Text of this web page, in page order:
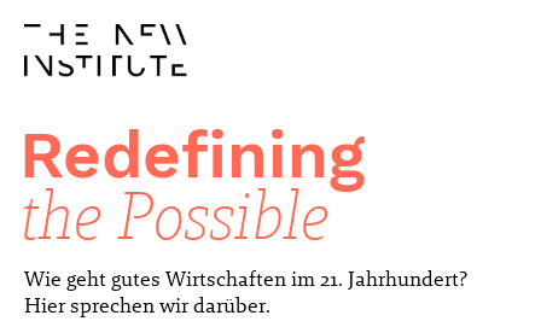
Redefining
the Possible
Wie geht gutes Wirtschaften im 21. Jahrhundert?
Hier sprechen wir darüber.